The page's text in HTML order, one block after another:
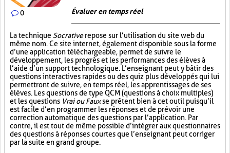
0 Évaluer en temps réel
La technique Socrativerepose sur l’utilisation du site web du
même nom. Ce site internet, également disponible sous la forme
d’une application téléchargeable, permet de suivre le
développement, les progrès et les performances des élèves à
l’aide d’un support technologique. L’enseignant peut y bâtir des
questions interactives rapides ou des quiz plus développés qui lui
permettront de suivre, en temps réel, les apprentissages de ses
élèves. Les questions de type QCM (questions à choix multiples)
et les questions Vrai ou Fauxse prêtent bien à cet outil puisqu’il
est facile d’en programmer les réponses et de prévoir une
correction automatique des questions par l’application. Par
contre, il est tout de même possible d’intégrer aux questionnaires
des questions à réponses courtes que l’enseignant peut corriger
par la suite en grand groupe.